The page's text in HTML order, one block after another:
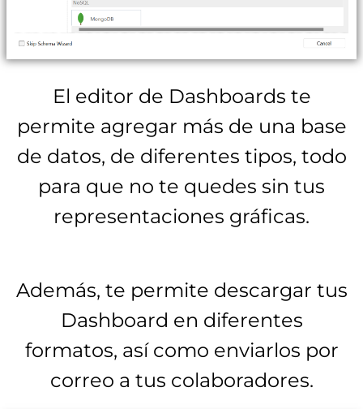
El editor de Dashboards te
permite agregar más de una base
de datos, de diferentes tipos, todo
para que no te quedes sin tus
representaciones gráficas.
Además, te permite descargar tus
Dashboard en diferentes
formatos, así como enviarlos por
correo a tus colaboradores.